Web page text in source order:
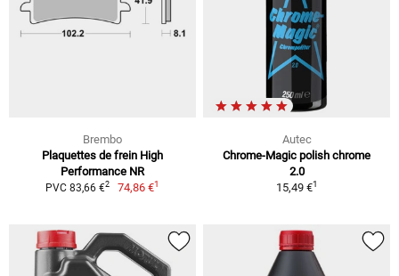
Brembo
Plaquettes de frein High
Performance NR
PVC 83,66 €2 74,86 €1
Autec
Chrome-Magic polish chrome
2.0
15,49 €1